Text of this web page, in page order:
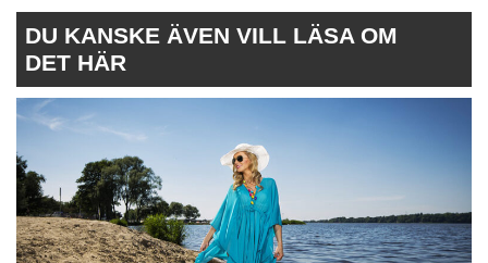
DU KANSKE ÄVEN VILL LÄSA OM
DET HÄR